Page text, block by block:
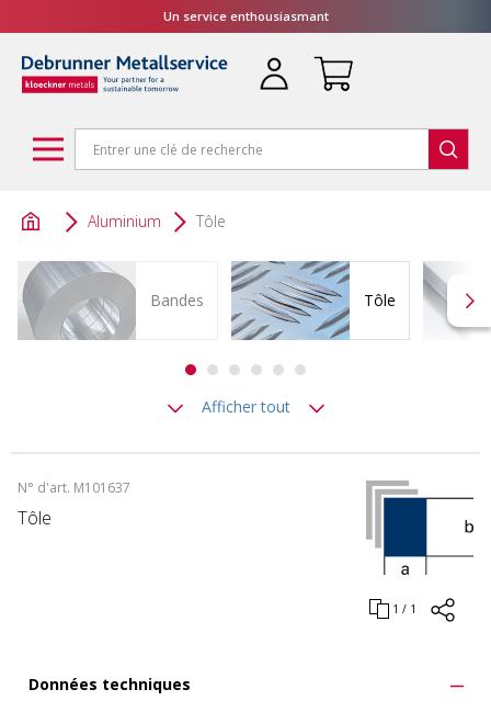
Un service enthousiasmant
Aluminium Tôle
Bandes Tôle
Afficher tout
N° d'art. M101637
1 / 1
Tôle
Données techniques